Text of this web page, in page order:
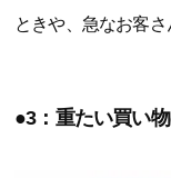
ときや、急なお客さ
●3：重たい買い